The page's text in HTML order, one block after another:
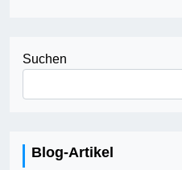
Suchen
Blog-Artikel